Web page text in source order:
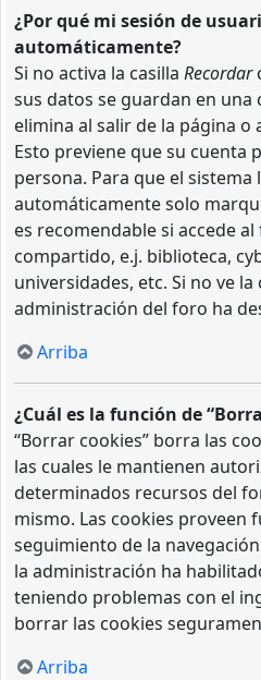
¿Por qué mi sesión de
automáticamente?
Si no activa la casilla Recordar
sus datos se guardan en una
elimina al salir de la página
Esto previene que su cuenta
persona. Para que el sistema
automáticamente solo
es recomendable si accede
compartido, e.j. biblioteca,
universidades, etc. Si no ve
administración del foro ha
Arriba
¿Cuál es la función de
“Borrar cookies” borra las
las cuales le mantienen
determinados recursos del
mismo. Las cookies proveen
seguimiento de la
la administración ha
teniendo problemas con el
borrar las cookies
Arriba